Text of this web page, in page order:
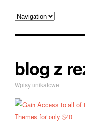
blog z
Wpisy unikatowe